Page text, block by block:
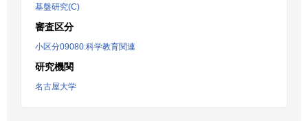
基盤研究(C)
審査区分
小区分09080:科学教育関連
研究機関
名古屋大学